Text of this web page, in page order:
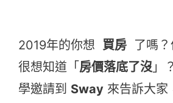
2019年的你想 買房 了嗎
很想知道「 房價落底了沒」
學邀請到 Sway 來告訴大家